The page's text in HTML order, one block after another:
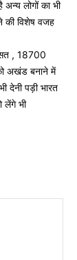
लोगों का भी
की विशेष वजह
, 18700
अखंड बनाने में
देनी पड़ी भारत
लेंगे भी